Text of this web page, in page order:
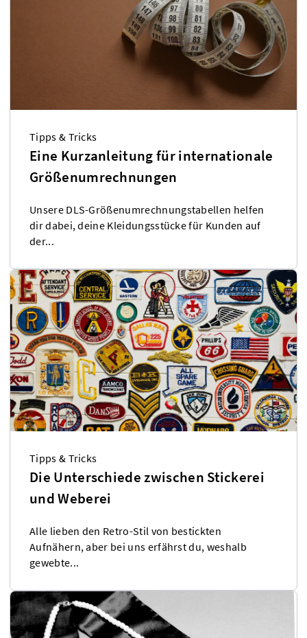
Tipps & Tricks
Eine Kurzanleitung für internationale
Größenumrechnungen
Unsere DLS-Größenumrechnungstabellen helfen
dir dabei, deine Kleidungsstücke für Kunden auf
der...
Tipps & Tricks
Die Unterschiede zwischen Stickerei
und Weberei
Alle lieben den Retro-Stil von bestickten
Aufnähern, aber bei uns erfährst du, weshalb
gewebte...